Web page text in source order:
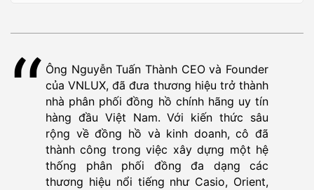
Ông Nguyễn Tuấn Thành CEO và Founder
của VNLUX, đã đưa thương hiệu trở thành
nhà phân phối đồng hồ chính hãng uy tín
hàng đầu Việt Nam. Với kiến thức sâu
rộng về đồng hồ và kinh doanh, cô đã
thành công trong việc xây dựng một hệ
thống phân phối đồng đa dạng các
thương hiệu nổi tiếng như Casio, Orient,